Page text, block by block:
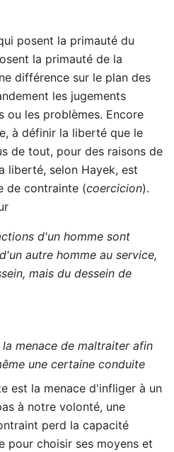
posent la primauté du
la primauté de la
différence sur le plan des
les jugements
ou les problèmes. Encore
à définir la liberté que le
de tout, pour des raisons de
liberté, selon Hayek, est
de contrainte (coercicion).
d'un homme sont
autre homme au service,
mais du dessein de
menace de maltraiter afin
une certaine conduite
est la menace d'infliger à un
à notre volonté, une
perd la capacité
pour choisir ses moyens et